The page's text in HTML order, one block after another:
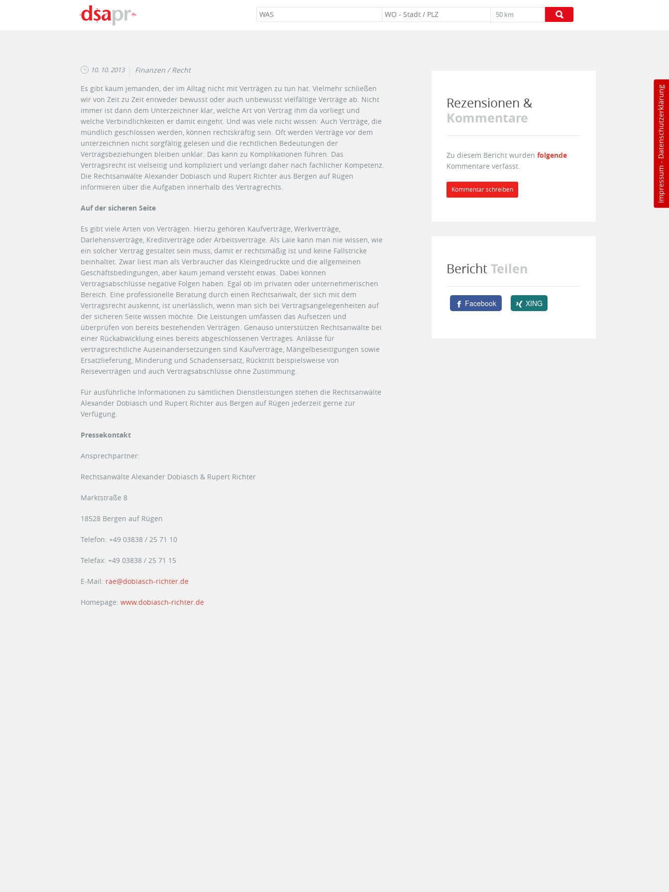
50 km
Impressum
-
Datenschutzerklärung
10. 10. 2013
Finanzen / Recht
Es gibt kaum jemanden, der im Alltag nicht mit Verträgen zu tun hat. Vielmehr schließen
wir von Zeit zu Zeit entweder bewusst oder auch unbewusst vielfältige Verträge ab. Nicht
immer ist dann dem Unterzeichner klar, welche Art von Vertrag ihm da vorliegt und
welche Verbindlichkeiten er damit eingeht. Und was viele nicht wissen: Auch Verträge, die
mündlich geschlossen werden, können rechtskräftig sein. Oft werden Verträge vor dem
unterzeichnen nicht sorgfältig gelesen und die rechtlichen Bedeutungen der
Vertragsbeziehungen bleiben unklar. Das kann zu Komplikationen führen. Das
Vertragsrecht ist vielseitig und kompliziert und verlangt daher nach fachlicher Kompetenz.
Die Rechtsanwälte Alexander Dobiasch und Rupert Richter aus Bergen auf Rügen
informieren über die Aufgaben innerhalb des Vertragrechts.
Auf der sicheren Seite
Es gibt viele Arten von Verträgen. Hierzu gehören Kaufverträge, Werkverträge,
Darlehensverträge, Kreditverträge oder Arbeitsverträge. Als Laie kann man nie wissen, wie
ein solcher Vertrag gestaltet sein muss, damit er rechtsmäßig ist und keine Fallstricke
beinhaltet. Zwar liest man als Verbraucher das Kleingedruckte und die allgemeinen
Geschäftsbedingungen, aber kaum jemand versteht etwas. Dabei können
Vertragsabschlüsse negative Folgen haben. Egal ob im privaten oder unternehmerischen
Bereich. Eine professionelle Beratung durch einen Rechtsanwalt, der sich mit dem
Vertragsrecht auskennt, ist unerlässlich, wenn man sich bei Vertragsangelegenheiten auf
der sicheren Seite wissen möchte. Die Leistungen umfassen das Aufsetzen und
überprüfen von bereits bestehenden Verträgen. Genauso unterstützen Rechtsanwälte bei
einer Rückabwicklung eines bereits abgeschlossenen Vertrages. Anlässe für
vertragsrechtliche Auseinandersetzungen sind Kaufverträge, Mängelbeseitigungen sowie
Ersatzlieferung, Minderung und Schadensersatz, Rücktritt beispielsweise von
Reiseverträgen und auch Vertragsabschlüsse ohne Zustimmung.
Für ausführliche Informationen zu sämtlichen Dienstleistungen stehen die Rechtsanwälte
Alexander Dobiasch und Rupert Richter aus Bergen auf Rügen jederzeit gerne zur
Verfügung.
Pressekontakt
Ansprechpartner:
Rechtsanwälte Alexander Dobiasch & Rupert Richter
Marktstraße 8
18528 Bergen auf Rügen
Telefon: +49 03838 / 25 71 10
Telefax: +49 03838 / 25 71 15
E-Mail: rae@dobiasch-richter.de
Homepage: www.dobiasch-richter.de
Rezensionen &
Kommentare
Zu diesem Bericht wurden folgende
Kommentare verfasst.
Kommentar schreiben
Bericht Teilen
Facebook XING